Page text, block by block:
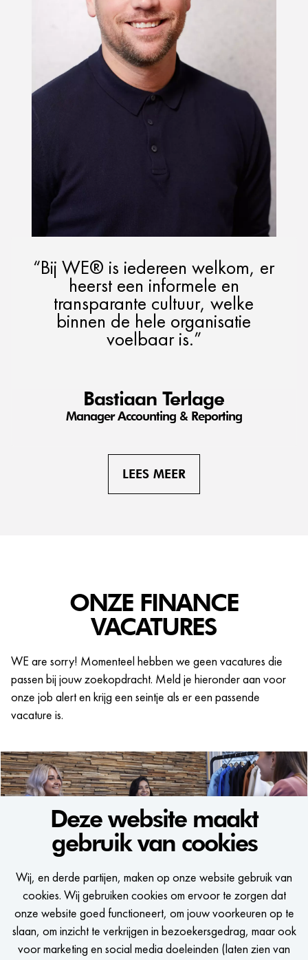
Deze website maakt
gebruik van cookies
Wij, en derde partijen, maken op onze website gebruik van
cookies. Wij gebruiken cookies om ervoor te zorgen dat
onze website goed functioneert, om jouw voorkeuren op te
slaan, om inzicht te verkrijgen in bezoekersgedrag, maar ook
voor marketing en social media doeleinden (laten zien van
“Bij WE® is iedereen welkom, er
heerst een informele en
transparante cultuur, welke
binnen de hele organisatie
voelbaar is.”
Bastiaan Terlage
Manager Accounting & Reporting
LEES MEER
ONZE FINANCE
VACATURES
WE are sorry! Momenteel hebben we geen vacatures die
passen bij jouw zoekopdracht. Meld je hieronder aan voor
onze job alert en krijg een seintje als er een passende
vacature is.
WE WOULD LIKE TO KEEP
IN TOUCH
Een seintje krijgen zodra er een passende vacature is?